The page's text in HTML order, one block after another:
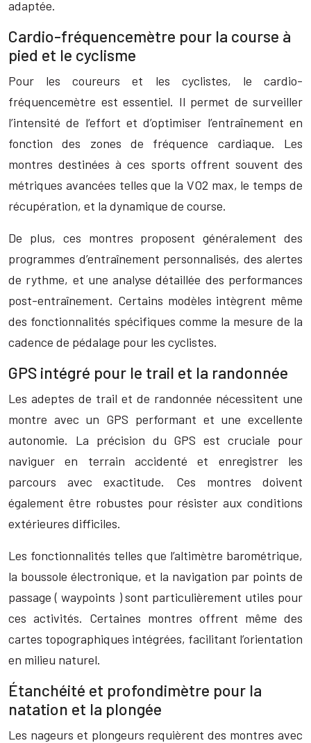
adaptée.
Cardio-fréquencemètre pour la course à
pied et le cyclisme
Pour les coureurs et les cyclistes, le cardio-
fréquencemètre est essentiel. Il permet de surveiller
l’intensité de l’effort et d’optimiser l’entraînement en
fonction des zones de fréquence cardiaque. Les
montres destinées à ces sports offrent souvent des
métriques avancées telles que la VO2 max, le temps de
récupération, et la dynamique de course.
De plus, ces montres proposent généralement des
programmes d’entraînement personnalisés, des alertes
de rythme, et une analyse détaillée des performances
post-entraînement. Certains modèles intègrent même
des fonctionnalités spécifiques comme la mesure de la
cadence de pédalage pour les cyclistes.
GPS intégré pour le trail et la randonnée
Les adeptes de trail et de randonnée nécessitent une
montre avec un GPS performant et une excellente
autonomie. La précision du GPS est cruciale pour
naviguer en terrain accidenté et enregistrer les
parcours avec exactitude. Ces montres doivent
également être robustes pour résister aux conditions
extérieures difficiles.
Les fonctionnalités telles que l’altimètre barométrique,
la boussole électronique, et la navigation par points de
passage ( waypoints ) sont particulièrement utiles pour
ces activités. Certaines montres offrent même des
cartes topographiques intégrées, facilitant l’orientation
en milieu naturel.
Étanchéité et profondimètre pour la
natation et la plongée
Les nageurs et plongeurs requièrent des montres avec